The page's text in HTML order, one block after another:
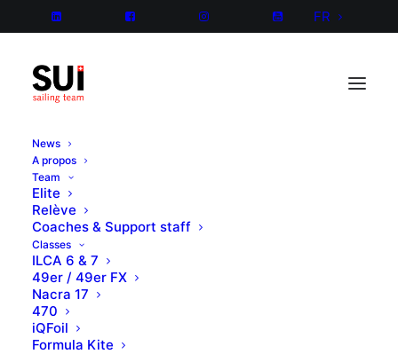
FR
News
A propos
Team
Elite
Relève
Coaches & Support staff
Classes
ILCA 6 & 7
49er / 49er FX
Nacra 17
470
iQFoil
Formula Kite